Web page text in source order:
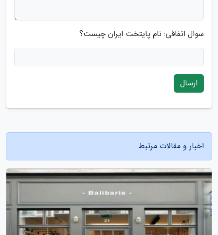
سوال اتفاقی: نام پایتخت ایران چیست؟
ارسال
اخبار و مقالات مرتبط